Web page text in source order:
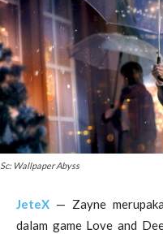
Sc: Wallpaper Abyss
JeteX — Zayne
dalam game Love and